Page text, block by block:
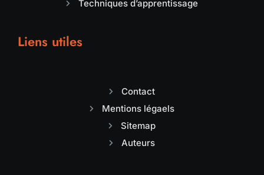
Techniques d’apprentissage
Liens utiles
Contact
Mentions légaels
Sitemap
Auteurs